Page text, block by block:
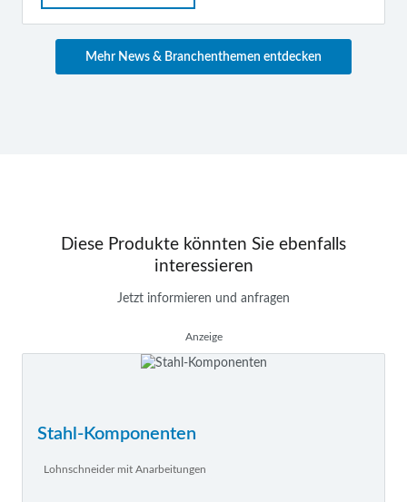
Mehr News & Branchenthemen entdecken
Diese Produkte könnten Sie ebenfalls
interessieren
Jetzt informieren und anfragen
Anzeige
Stahl-Komponenten
Lohnschneider mit Anarbeitungen